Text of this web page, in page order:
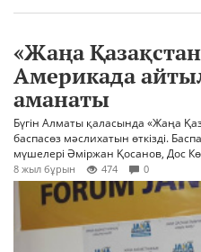
«Жаңа
Америкада
аманаты
Бүгін Алматы қаласында «Жаңа
баспасөз мәслихатын өткізді.
мүшелері Әміржан Қосанов, Дос
8 жыл бұрын 474 0